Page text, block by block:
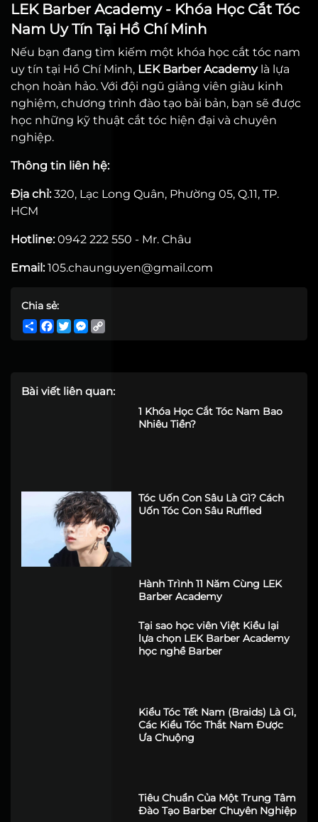
LEK Barber Academy - Khóa Học Cắt Tóc
Nam Uy Tín Tại Hồ Chí Minh
Nếu bạn đang tìm kiếm một khóa học cắt tóc nam
uy tín tại Hồ Chí Minh, LEK Barber Academylà lựa
chọn hoàn hảo. Với đội ngũ giảng viên giàu kinh
nghiệm, chương trình đào tạo bài bản, bạn sẽ được
học những kỹ thuật cắt tóc hiện đại và chuyên
nghiệp.
Thông tin liên hệ:
Địa chỉ:320, Lạc Long Quân, Phường 05, Q.11, TP.
HCM
Hotline:0942 222 550 - Mr. Châu
Email:105.chaunguyen@gmail.com
Chia sẻ:
ShareFacebook
TwitterMessenger
Bài viết liên quan:
1 Khóa Học Cắt Tóc Nam Bao
Nhiêu Tiền?
Tóc Uốn Con Sâu Là Gì? Cách
Uốn Tóc Con Sâu Ruffled
Hành Trình 11 Năm Cùng LEK
Barber Academy